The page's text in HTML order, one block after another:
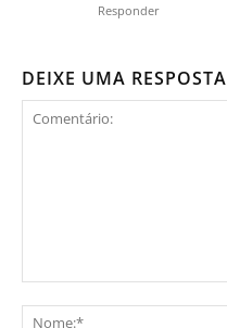
Responder
DEIXE UMA RESPOSTA